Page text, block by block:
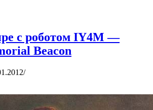
с роботом IY4M —
Beacon